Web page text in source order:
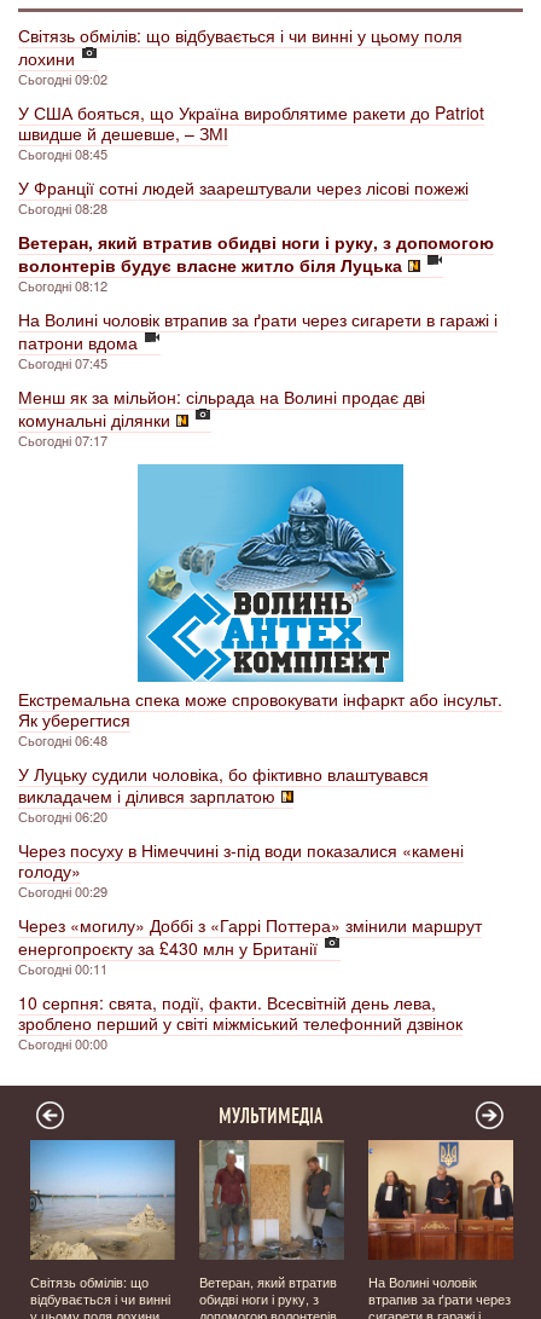
Світязь обмілів: що відбувається і чи винні у цьому поля
лохини
Сьогодні 09:02
У США бояться, що Україна вироблятиме ракети до Patriot
швидше й дешевше, – ЗМІ
Сьогодні 08:45
У Франції сотні людей заарештували через лісові пожежі
Сьогодні 08:28
Ветеран, який втратив обидві ноги і руку, з допомогою
волонтерів будує власне житло біля Луцька
Сьогодні 08:12
На Волині чоловік втрапив за ґрати через сигарети в гаражі і
патрони вдома
Сьогодні 07:45
Менш як за мільйон: сільрада на Волині продає дві
комунальні ділянки
Сьогодні 07:17
Екстремальна спека може спровокувати інфаркт або інсульт.
Як уберегтися
Сьогодні 06:48
У Луцьку судили чоловіка, бо фіктивно влаштувався
викладачем і ділився зарплатою
Сьогодні 06:20
Через посуху в Німеччині з-під води показалися «камені
голоду»
Сьогодні 00:29
Через «могилу» Доббі з «Гаррі Поттера» змінили маршрут
енергопроєкту за £430 млн у Британії
Сьогодні 00:11
10 серпня: свята, події, факти. Всесвітній день лева,
зроблено перший у світі міжміський телефонний дзвінок
Сьогодні 00:00
МУЛЬТИМЕДІА
Світязь обмілів: що
відбувається і чи винні
у цьому поля лохини
Ветеран, який втратив
обидві ноги і руку, з
допомогою волонтерів
На Волині чоловік
втрапив за ґрати через
сигарети в гаражі і